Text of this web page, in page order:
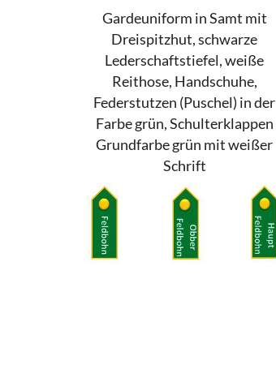
Gardeuniform in Samt mit
Dreispitzhut, schwarze
Lederschaftstiefel, weiße
Reithose, Handschuhe,
Federstutzen (Puschel) in der
Farbe grün, Schulterklappen
Grundfarbe grün mit weißer
Schrift